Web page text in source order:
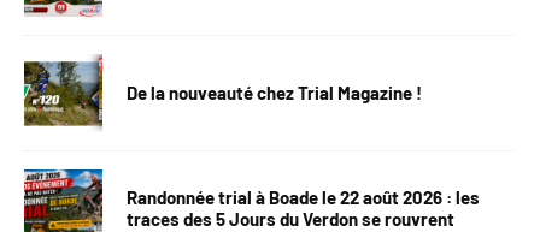
De la nouveauté chez Trial Magazine !
Randonnée trial à Boade le 22 août 2026 : les
traces des 5 Jours du Verdon se rouvrent